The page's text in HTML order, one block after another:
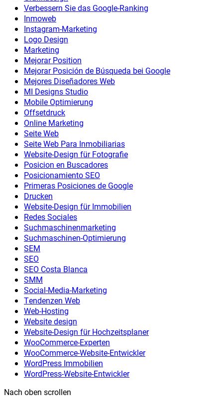
Verbessern Sie das Google-Ranking
Inmoweb
Instagram-Marketing
Logo Design
Marketing
Mejorar Position
Mejorar Posición de Búsqueda bei Google
Mejores Diseñadores Web
MI Designs Studio
Mobile Optimierung
Offsetdruck
Online Marketing
Seite Web
Seite Web Para Inmobiliarias
Website-Design für Fotografie
Posicion en Buscadores
Posicionamiento SEO
Primeras Posiciones de Google
Drucken
Website-Design für Immobilien
Redes Sociales
Suchmaschinenmarketing
Suchmaschinen-Optimierung
SEM
SEO
SEO Costa Blanca
SMM
Social-Media-Marketing
Tendenzen Web
Web-Hosting
Website design
Website-Design für Hochzeitsplaner
WooCommerce-Experten
WooCommerce-Website-Entwickler
WordPress Immobilien
WordPress-Website-Entwickler
Nach oben scrollen